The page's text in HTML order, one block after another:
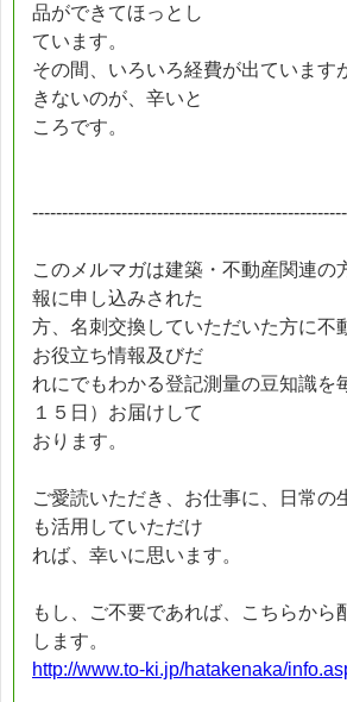
品ができてほっとし
ています。
その間、いろいろ経費が出ています
きないのが、辛いと
ころです。
このメルマガは建築・不動産関連の
報に申し込みされた
方、名刺交換していただいた方に不
お役立ち情報及びだ
れにでもわかる登記測量の豆知識を
１５日）お届けして
おります。
ご愛読いただき、お仕事に、日常の
も活用していただけ
れば、幸いに思います。
もし、ご不要であれば、こちらから
します。
http://www.to-ki.jp/hatakenaka/